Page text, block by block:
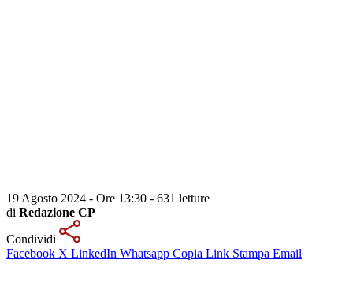
19 Agosto 2024 - Ore 13:30 - 631 letture
di Redazione CP
Condividi
Facebook X LinkedIn Whatsapp Copia Link Stampa Email